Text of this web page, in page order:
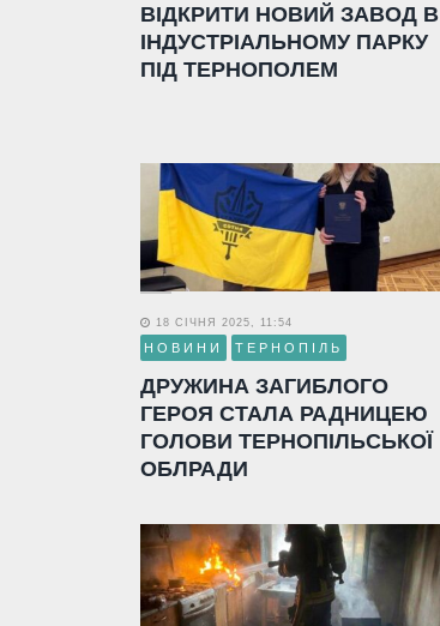
ВІДКРИТИ НОВИЙ ЗАВОД В
ІНДУСТРІАЛЬНОМУ ПАРКУ
ПІД ТЕРНОПОЛЕМ
18 СІЧНЯ 2025, 11:54
НОВИНИ ТЕРНОПІЛЬ
ДРУЖИНА ЗАГИБЛОГО
ГЕРОЯ СТАЛА РАДНИЦЕЮ
ГОЛОВИ ТЕРНОПІЛЬСЬКОЇ
ОБЛРАДИ